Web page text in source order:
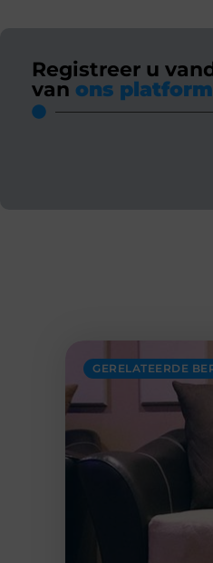
Registreer u
van ons platform
GERELATEERDE